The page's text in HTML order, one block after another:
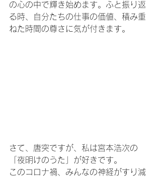
の心の中で輝き始めます。ふと振り返
る時、自分たちの仕事の価値、積み重
ねた時間の尊さに気が付きます。
さて、唐突ですが、私は宮本浩次の
「夜明けのうた」が好きです。
このコロナ禍、みんなの神経がすり減